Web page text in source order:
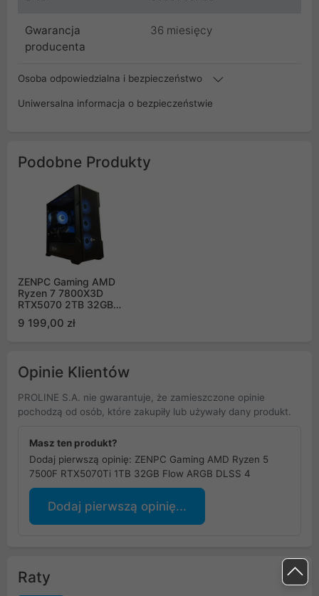
Gwarancja
producenta
36 miesięcy
Osoba odpowiedzialna i bezpieczeństwo
Uniwersalna informacja o bezpieczeństwie
Podobne Produkty
ZENPC Gaming AMD
Ryzen 7 7800X3D
RTX5070 2TB 32GB
9 199,00 zł
Opinie Klientów
PROLINE S.A. nie gwarantuje, że zamieszczone opinie
pochodzą od osób, które zakupiły lub używały dany produkt.
Masz ten produkt?
Dodaj pierwszą opinię: ZENPC Gaming AMD Ryzen 5
7500F RTX5070Ti 1TB 32GB Flow ARGB DLSS 4
Dodaj pierwszą opinię...
Raty